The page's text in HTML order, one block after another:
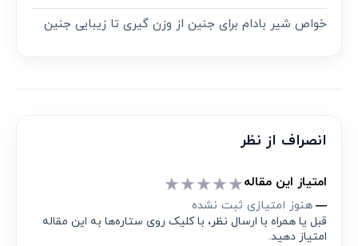
خواص شیر بادام برای جنین از وزن گیری تا زیبایی جنین
انصراف از نظر
امتیاز این مقاله★
★
★
★
★
— هنوز امتیازی ثبت نشده
قبل یا همراه با ارسال نظر، با کلیک روی ستاره‌ها به این مقاله
امتیاز دهید.